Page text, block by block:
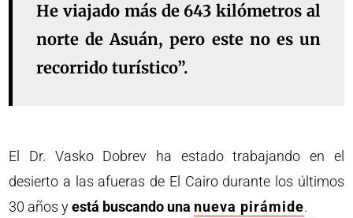
He viajado más de 643 kilómetros al
norte de Asuán, pero este no es un
recorrido turístico”.
El Dr. Vasko Dobrev ha estado trabajando en el
desierto a las afueras de El Cairo durante los últimos
30 años yestá buscando una nueva pirámide.